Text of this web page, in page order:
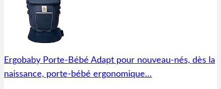
Ergobaby Porte-Bébé Adapt pour nouveau-nés, dès la
naissance, porte-bébé ergonomique…